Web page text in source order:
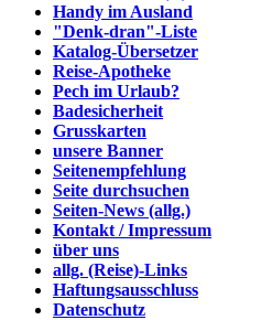
Handy im Ausland
"Denk-dran"-Liste
Katalog-Übersetzer
Reise-Apotheke
Pech im Urlaub?
Badesicherheit
Grusskarten
unsere Banner
Seitenempfehlung
Seite durchsuchen
Seiten-News (allg.)
Kontakt / Impressum
über uns
allg. (Reise)-Links
Haftungsausschluss
Datenschutz